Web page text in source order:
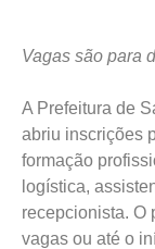
Vagas são para
A Prefeitura de
abriu inscrições
formação
logística,
recepcionista. O
vagas ou até o